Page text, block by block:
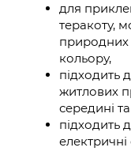
для
теракоту,
природних
кольору,
підходить
житлових
середині
підходить